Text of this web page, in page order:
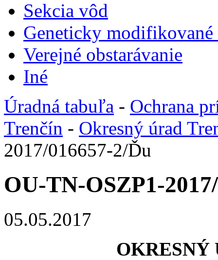
Sekcia vôd
Geneticky
Verejné obstarávanie
Iné
Úradná tabuľa - Ochrana
Trenčín - Okresný úrad
2017/016657-2/Ďu
OU-TN-OSZP1-
05.05.2017
OKRESNÝ